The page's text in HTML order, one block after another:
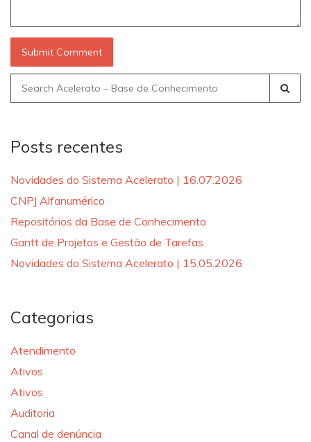
Search
for:
Posts recentes
Novidades do Sistema Acelerato | 16.07.2026
CNPJ Alfanumérico
Repositórios da Base de Conhecimento
Gantt de Projetos e Gestão de Tarefas
Novidades do Sistema Acelerato | 15.05.2026
Categorias
Atendimento
Ativos
Ativos
Auditoria
Canal de denúncia